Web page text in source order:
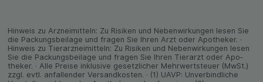
Hinweis zu Arzneimitteln: Zu Risiken und Neben­wirkungen lesen Sie
die Packungs­beilage und fragen Sie Ihren Arzt oder Apo­theker. ·
Hinweis zu Tier­arz­nei­mitteln: Zu Risiken und Neben­wirkungen lesen
Sie die Packungs­beilage und fragen Sie Ihren Tier­arzt oder Apo­
theker. · Alle Preise inklusive gesetz­licher Mehrwertsteuer (MwSt.)
zzgl. evtl. anfallender Versand­kosten. · (1) UAVP: Unverbindliche